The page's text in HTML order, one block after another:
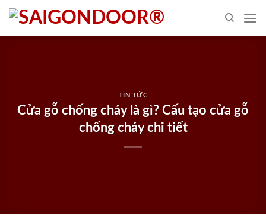
Skip
content
TIN TỨC
Cửa gỗ chống cháy là gì? Cấu tạo cửa gỗ
chống cháy chi tiết